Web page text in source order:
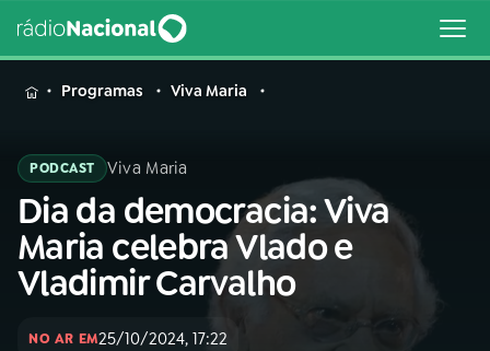
MENU
Buscar
na
Rádio
Nacional
Buscar
Programas Viva Maria
PODCAST Viva Maria
Dia da democracia: Viva
Maria celebra Vlado e
Vladimir Carvalho
NO AR EM25/10/2024, 17:22